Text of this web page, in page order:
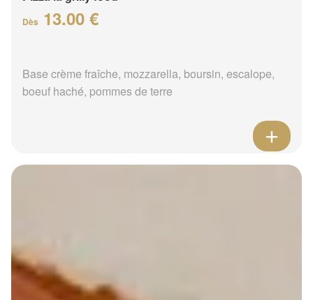
Dès 13.00 €
Base crème fraîche, mozzarella, boursin, escalope,
boeuf haché, pommes de terre